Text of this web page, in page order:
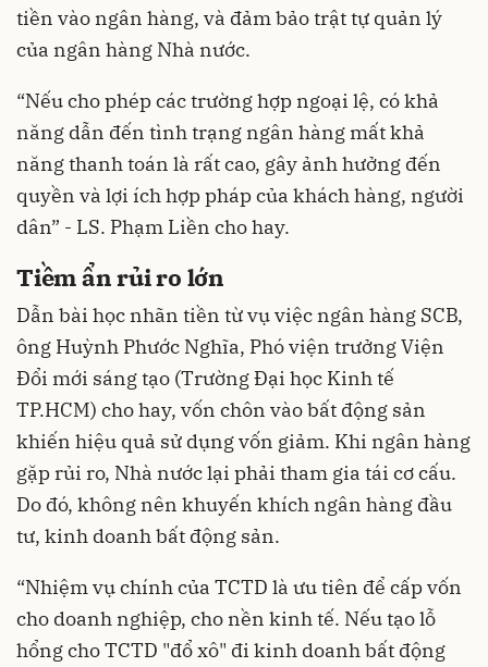
tiền vào ngân hàng, và đảm bảo trật tự quản lý
của ngân hàng Nhà nước.
“Nếu cho phép các trường hợp ngoại lệ, có khả
năng dẫn đến tình trạng ngân hàng mất khả
năng thanh toán là rất cao, gây ảnh hưởng đến
quyền và lợi ích hợp pháp của khách hàng, người
dân” - LS. Phạm Liền cho hay.
Tiềm ẩn rủi ro lớn
Dẫn bài học nhãn tiền từ vụ việc ngân hàng SCB,
ông Huỳnh Phước Nghĩa, Phó viện trưởng Viện
Đổi mới sáng tạo (Trường Đại học Kinh tế
TP.HCM) cho hay, vốn chôn vào bất động sản
khiến hiệu quả sử dụng vốn giảm. Khi ngân hàng
gặp rủi ro, Nhà nước lại phải tham gia tái cơ cấu.
Do đó, không nên khuyến khích ngân hàng đầu
tư, kinh doanh bất động sản.
“Nhiệm vụ chính của TCTD là ưu tiên để cấp vốn
cho doanh nghiệp, cho nền kinh tế. Nếu tạo lỗ
hổng cho TCTD "đổ xô" đi kinh doanh bất động